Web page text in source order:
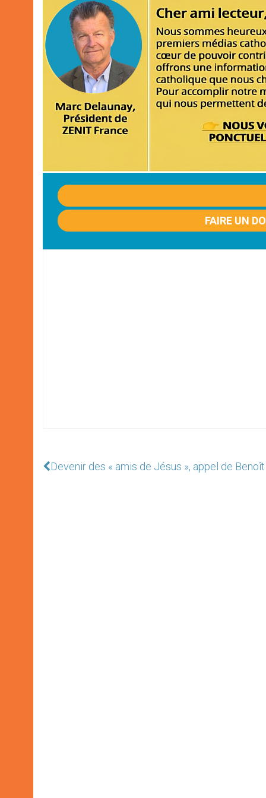
FAIRE UN
Devenir des « amis de Jésus », appel de Benoît